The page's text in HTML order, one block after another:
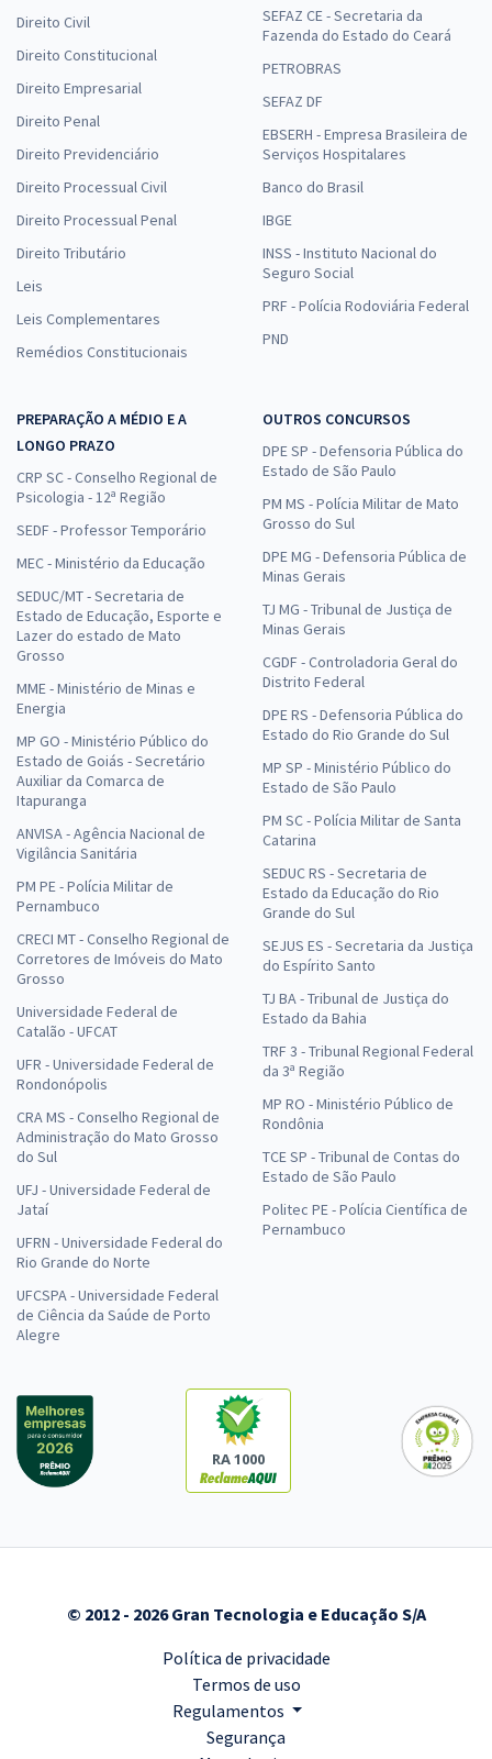
Direito Civil
Direito Constitucional
Direito Empresarial
Direito Penal
Direito Previdenciário
Direito Processual Civil
Direito Processual Penal
Direito Tributário
Leis
Leis Complementares
Remédios Constitucionais
SEFAZ CE - Secretaria da
Fazenda do Estado do Ceará
PETROBRAS
SEFAZ DF
EBSERH - Empresa Brasileira de
Serviços Hospitalares
Banco do Brasil
IBGE
INSS - Instituto Nacional do
Seguro Social
PRF - Polícia Rodoviária Federal
PND
PREPARAÇÃO A MÉDIO E A
LONGO PRAZO
CRP SC - Conselho Regional de
Psicologia - 12ª Região
SEDF - Professor Temporário
MEC - Ministério da Educação
SEDUC/MT - Secretaria de
Estado de Educação, Esporte e
Lazer do estado de Mato
Grosso
MME - Ministério de Minas e
Energia
MP GO - Ministério Público do
Estado de Goiás - Secretário
Auxiliar da Comarca de
Itapuranga
ANVISA - Agência Nacional de
Vigilância Sanitária
PM PE - Polícia Militar de
Pernambuco
CRECI MT - Conselho Regional de
Corretores de Imóveis do Mato
Grosso
Universidade Federal de
Catalão - UFCAT
UFR - Universidade Federal de
Rondonópolis
CRA MS - Conselho Regional de
Administração do Mato Grosso
do Sul
UFJ - Universidade Federal de
Jataí
UFRN - Universidade Federal do
Rio Grande do Norte
UFCSPA - Universidade Federal
de Ciência da Saúde de Porto
Alegre
OUTROS CONCURSOS
DPE SP - Defensoria Pública do
Estado de São Paulo
PM MS - Polícia Militar de Mato
Grosso do Sul
DPE MG - Defensoria Pública de
Minas Gerais
TJ MG - Tribunal de Justiça de
Minas Gerais
CGDF - Controladoria Geral do
Distrito Federal
DPE RS - Defensoria Pública do
Estado do Rio Grande do Sul
MP SP - Ministério Público do
Estado de São Paulo
PM SC - Polícia Militar de Santa
Catarina
SEDUC RS - Secretaria de
Estado da Educação do Rio
Grande do Sul
SEJUS ES - Secretaria da Justiça
do Espírito Santo
TJ BA - Tribunal de Justiça do
Estado da Bahia
TRF 3 - Tribunal Regional Federal
da 3ª Região
MP RO - Ministério Público de
Rondônia
TCE SP - Tribunal de Contas do
Estado de São Paulo
Politec PE - Polícia Científica de
Pernambuco
RA 1000
© 2012 - 2026 Gran Tecnologia e Educação S/A
Política de privacidade
Termos de uso
Regulamentos
Segurança